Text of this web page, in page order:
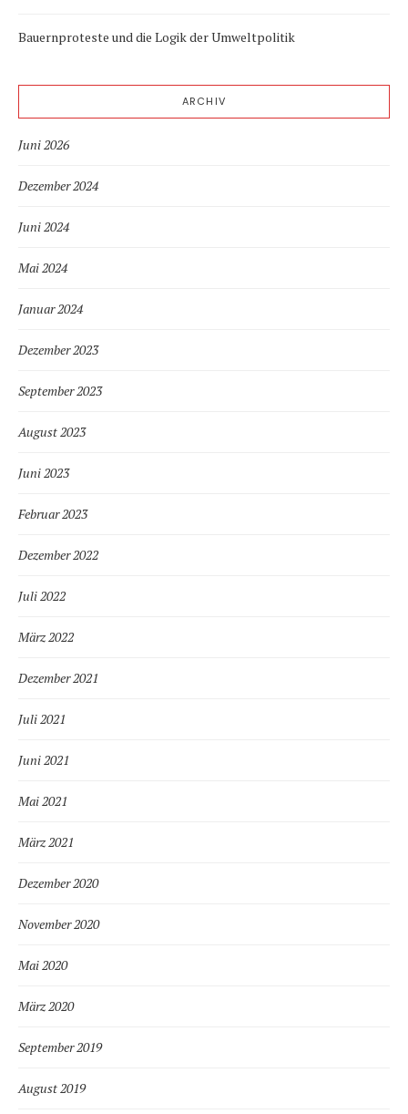
Bauernproteste und die Logik der Umweltpolitik
ARCHIV
Juni 2026
Dezember 2024
Juni 2024
Mai 2024
Januar 2024
Dezember 2023
September 2023
August 2023
Juni 2023
Februar 2023
Dezember 2022
Juli 2022
März 2022
Dezember 2021
Juli 2021
Juni 2021
Mai 2021
März 2021
Dezember 2020
November 2020
Mai 2020
März 2020
September 2019
August 2019